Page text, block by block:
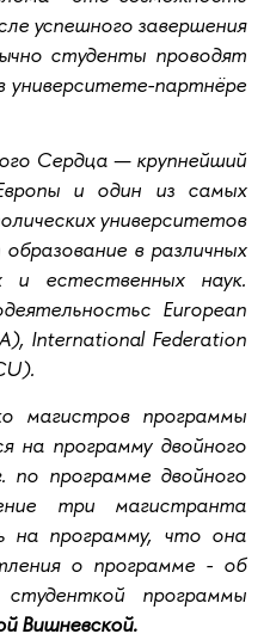
успешного завершения
студенты проводят
университете-партнёре
Сердца — крупнейший
и один из самых
университетов
в различных
и естественных наук.
European
International Federation
магистров программы
на программу двойного
по программе двойного
три магистранта
на программу, что она
о программе - об
программы
Вишневской.